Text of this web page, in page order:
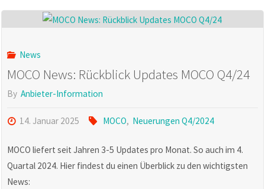
B2B
News
MOCO News: Rückblick Updates MOCO Q4/24
By Anbieter-Information
14. Januar 2025 MOCO, Neuerungen Q4/2024
MOCO liefert seit Jahren 3-5 Updates pro Monat. So auch im 4.
Quartal 2024. Hier findest du einen Überblick zu den wichtigsten
News: